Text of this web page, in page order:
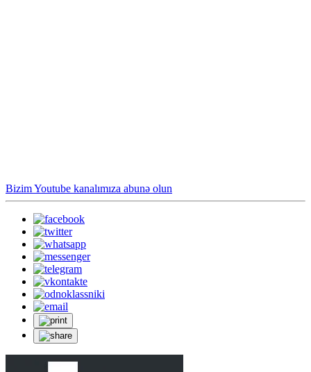
Bizim Youtube kanalımıza abunə olun